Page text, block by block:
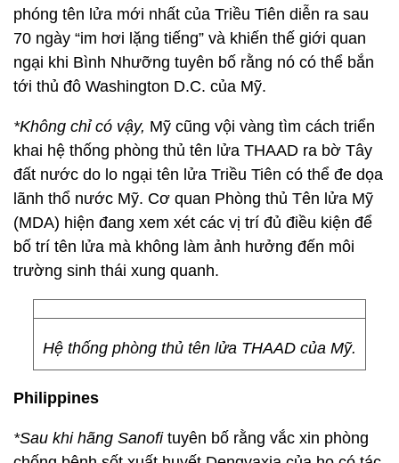
phóng tên lửa mới nhất của Triều Tiên diễn ra sau
70 ngày “im hơi lặng tiếng” và khiến thế giới quan
ngại khi Bình Nhưỡng tuyên bố rằng nó có thể bắn
tới thủ đô Washington D.C. của Mỹ.
*Không chỉ có vậy, Mỹ cũng vội vàng tìm cách triển
khai hệ thống phòng thủ tên lửa THAAD ra bờ Tây
đất nước do lo ngại tên lửa Triều Tiên có thể đe dọa
lãnh thổ nước Mỹ. Cơ quan Phòng thủ Tên lửa Mỹ
(MDA) hiện đang xem xét các vị trí đủ điều kiện để
bố trí tên lửa mà không làm ảnh hưởng đến môi
trường sinh thái xung quanh.
Hệ thống phòng thủ tên lửa THAAD của Mỹ.
Philippines
*Sau khi hãng Sanofituyên bố rằng vắc xin phòng